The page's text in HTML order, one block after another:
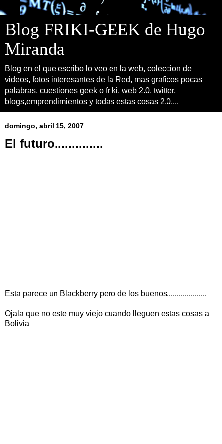
Blog FRIKI-GEEK de Hugo
Miranda
Blog en el que escribo lo veo en la web, coleccion de
videos, fotos interesantes de la Red, mas graficos pocas
palabras, cuestiones geek o friki, web 2.0, twitter,
blogs,emprendimientos y todas estas cosas 2.0....
domingo, abril 15, 2007
El futuro..............
Esta parece un Blackberry pero de los buenos....................
Ojala que no este muy viejo cuando lleguen estas cosas a
Bolivia